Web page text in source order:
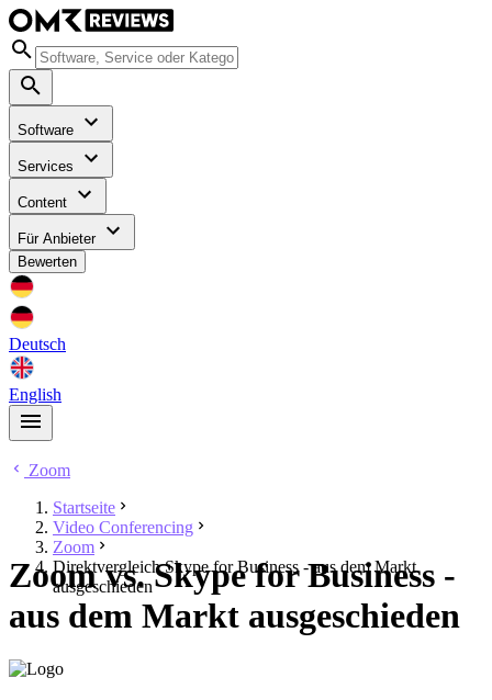
Software
Services
Content
Für Anbieter
Bewerten
Deutsch
English
Zoom
Startseite
Video Conferencing
Zoom
Direktvergleich Skype for Business - aus dem Markt
ausgeschieden
Zoom vs. Skype for Business -
aus dem Markt ausgeschieden